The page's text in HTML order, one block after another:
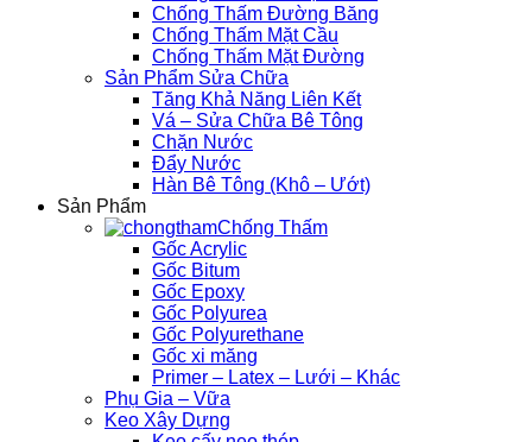
Chống Thấm Đường Băng
Chống Thấm Mặt Cầu
Chống Thấm Mặt Đường
Sản Phẩm Sửa Chữa
Tăng Khả Năng Liên Kết
Vá – Sửa Chữa Bê Tông
Chặn Nước
Đẩy Nước
Hàn Bê Tông (Khô – Ướt)
Sản Phẩm
Chống Thấm
Gốc Acrylic
Gốc Bitum
Gốc Epoxy
Gốc Polyurea
Gốc Polyurethane
Gốc xi măng
Primer – Latex – Lưới – Khác
Phụ Gia – Vữa
Keo Xây Dựng